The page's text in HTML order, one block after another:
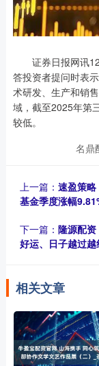
证券日报网讯12
答投资者提问时表
术研发、生产和销
域，截至2025年第
较低。
名鼎
上一篇： 速盈策
基金季度涨幅
下一篇： 隆源配
好运、日子越过越
相关文章